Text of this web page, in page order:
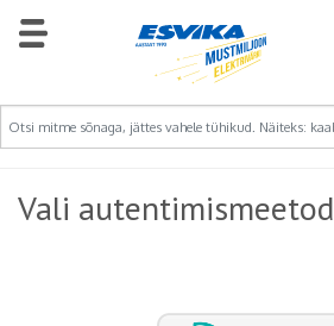
Vali autentimismeetod